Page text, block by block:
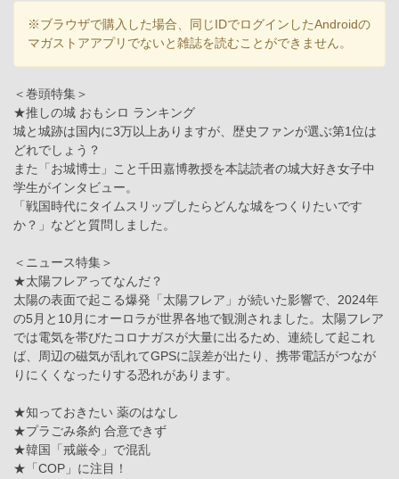
※ブラウザで購入した場合、同じIDでログインしたAndroidの
マガストアアプリでないと雑誌を読むことができません。
＜巻頭特集＞
★推しの城 おもシロ ランキング
城と城跡は国内に3万以上ありますが、歴史ファンが選ぶ第1位は
どれでしょう？
また「お城博士」こと千田嘉博教授を本誌読者の城大好き女子中
学生がインタビュー。
「戦国時代にタイムスリップしたらどんな城をつくりたいです
か？」などと質問しました。
＜ニュース特集＞
★太陽フレアってなんだ？
太陽の表面で起こる爆発「太陽フレア」が続いた影響で、2024年
の5月と10月にオーロラが世界各地で観測されました。太陽フレア
では電気を帯びたコロナガスが大量に出るため、連続して起これ
ば、周辺の磁気が乱れてGPSに誤差が出たり、携帯電話がつなが
りにくくなったりする恐れがあります。
★知っておきたい 薬のはなし
★プラごみ条約 合意できず
★韓国「戒厳令」で混乱
★「COP」に注目！